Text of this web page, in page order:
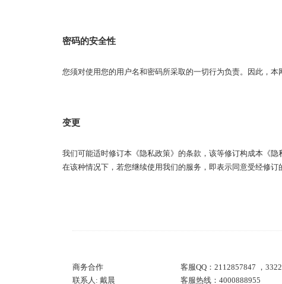
密码的安全性
您须对使用您的用户名和密码所采取的一切行为负责。因此，
变更
我们可能适时修订本《隐私政策》的条款，该等修订构成本《隐
在该种情况下，若您继续使用我们的服务，即表示同意受经修订
商务合作
联系人: 戴晨
客服QQ：2112857847 ，
客服热线：4000888955